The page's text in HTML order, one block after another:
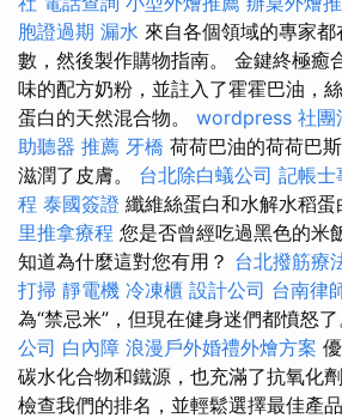
胞證過期 漏水 來自各個領域的專家
數，然後製作購物指南。 金鍵終極癒
味的配方奶粉，並註入了霍霍巴油，
蛋白的天然混合物。 wordpress 社團
助聽器 推薦 牙橋 荷荷巴油的荷荷巴
滋潤了皮膚。 台北除白蟻公司 記帳士
程 泰國簽證 纖維絲蛋白和水解水稻蛋
里推拿療程 您是否曾經吃過黑色的米
知道為什麼這對您有用？ 台北撥筋療
打掃 靜電機 冷凍櫃 設計公司 台南律
為“禁忌米”，但現在健身迷們都憤怒了
公司 白內障 浪漫戶外婚禮外燴方案
碳水化合物和鐵源，也充滿了抗氧化
檢查我們的排名，並輕鬆選擇最佳產品